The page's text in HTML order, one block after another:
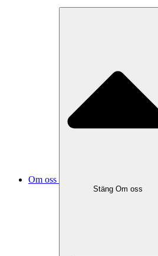
Om oss
Stäng Om oss